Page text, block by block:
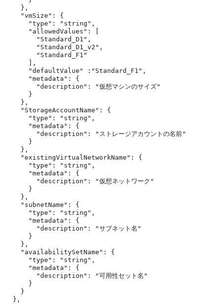
    },
    "vmSize": {
      "type": "string",
      "allowedValues": [
        "Standard_D1",
        "Standard_D1_v2",
        "Standard_F1"
      ],
      "defaultValue" :"Standard_F1",
      "metadata": {
        "description": "仮想マシンのサイズ"
      }
    },
    "StorageAccountName": {
      "type": "string",
      "metadata": {
        "description": "ストレージアカウントの名前"
      }
    },
    "existingVirtualNetworkName": {
      "type": "string",
      "metadata": {
        "description": "仮想ネットワーク"
      }
    },
    "subnetName": {
      "type": "string",
      "metadata": {
        "description": "サブネット名"
      }
    },
    "availabilitySetName": {
      "type": "string",
      "metadata": {
        "description": "可用性セット名"
      }
    }
  },